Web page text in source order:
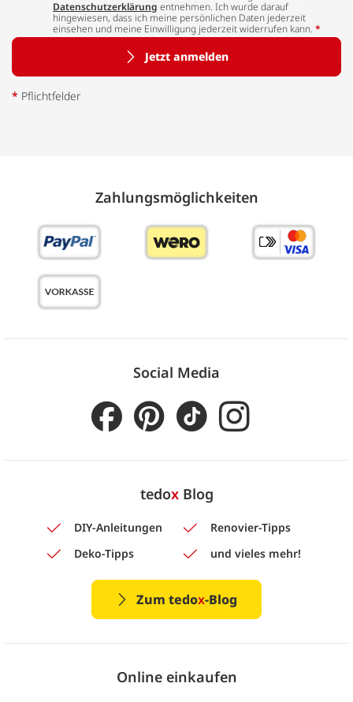
Datenschutzerklärung entnehmen. Ich wurde darauf
hingewiesen, dass ich meine persönlichen Daten jederzeit
einsehen und meine Einwilligung jederzeit widerrufen kann. *
Jetzt anmelden
* Pflichtfelder
Zahlungs­möglich­keiten
Social Media
tedoxBlog
DIY-Anleitungen
Renovier-Tipps
Deko-Tipps
und vieles mehr!
Zum tedox-Blog
Online einkaufen